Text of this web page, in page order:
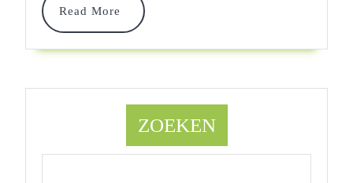
Voor
Kleintjes
Read More
Read
More
ZOEKEN